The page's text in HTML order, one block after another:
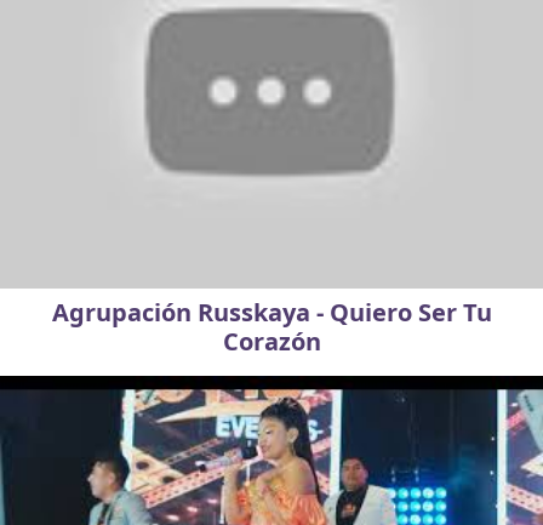
Agrupación Russkaya - Quiero Ser Tu
Corazón